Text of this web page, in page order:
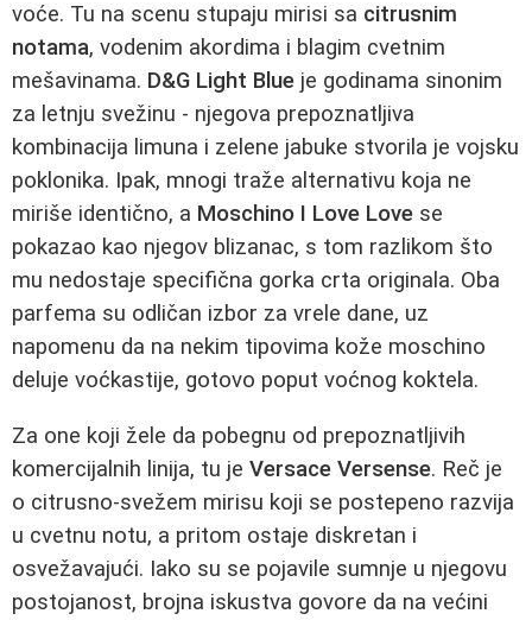
voće. Tu na scenu stupaju mirisi sa citrusnim
notama, vodenim akordima i blagim cvetnim
mešavinama. D&G Light Blue je godinama sinonim
za letnju svežinu - njegova prepoznatljiva
kombinacija limuna i zelene jabuke stvorila je vojsku
poklonika. Ipak, mnogi traže alternativu koja ne
miriše identično, a Moschino I Love Love se
pokazao kao njegov blizanac, s tom razlikom što
mu nedostaje specifična gorka crta originala. Oba
parfema su odličan izbor za vrele dane, uz
napomenu da na nekim tipovima kože moschino
deluje voćkastije, gotovo poput voćnog koktela.
Za one koji žele da pobegnu od prepoznatljivih
komercijalnih linija, tu je Versace Versense. Reč je
o citrusno‑svežem mirisu koji se postepeno razvija
u cvetnu notu, a pritom ostaje diskretan i
osvežavajući. Iako su se pojavile sumnje u njegovu
postojanost, brojna iskustva govore da na većini